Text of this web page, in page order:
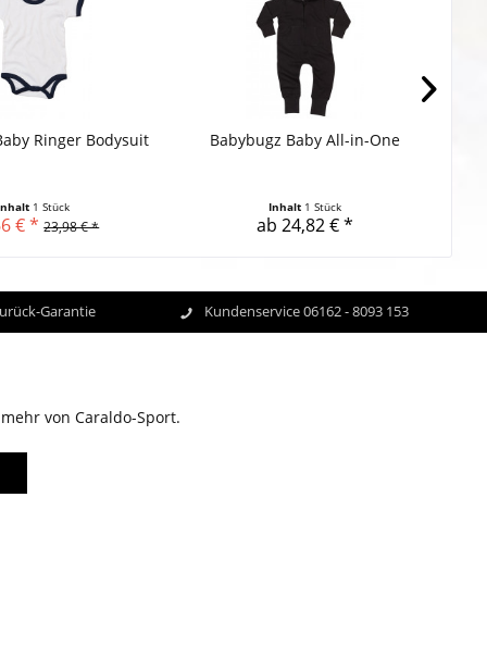
Ringer Bodysuit
1 Stück
€ * 23,98 € *
Babybugz Baby All-in-One
Inhalt 1 Stück
ab 24,82 € *
Garantie Kundenservice 06162 - 8093 153
von Caraldo-Sport.